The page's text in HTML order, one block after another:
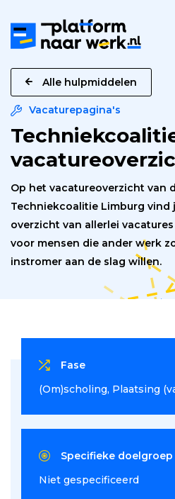
naar
Werk
Alle hulpmiddelen
Vacaturepagina's
Op het vacatureoverzicht van
Techniekcoalitie Limburg vind
overzicht van allerlei
voor mensen die ander werk
instromer aan de slag willen.
Fase
(Om)scholing Plaatsing
Specifieke doelgroep
Niet gespecificeerd